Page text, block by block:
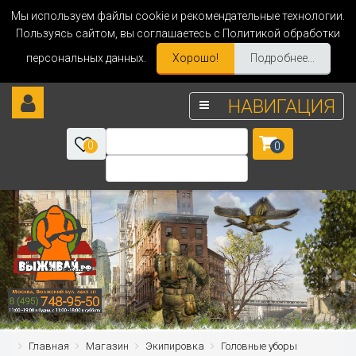
Мы используем файлы cookie и рекомендательные технологии.
Пользуясь сайтом, вы соглашаетесь с Политикой обработки
персональных данных.
Хорошо! Подробнее...
НАВИГАЦИЯ
0 0
Главная Магазин Экипировка Головные уборы